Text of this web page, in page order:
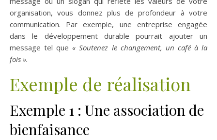
organisation, vous donnez plus de profondeur à votre
communication. Par exemple, une entreprise engagée
dans le développement durable pourrait ajouter un
message tel que « Soutenez le changement, un café à la
fois ».
Exemple de réalisation
Exemple 1 : Une association de
bienfaisance